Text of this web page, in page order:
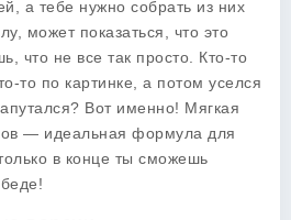
а тебе нужно собрать из них
может показаться, что это
что не все так просто. Кто-то
то по картинке, а потом уселся
Вот именно! Мягкая
— идеальная формула для
в конце ты сможешь